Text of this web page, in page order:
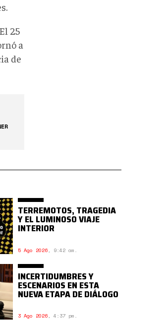
25
a
de
TERREMOTOS, TRAGEDIA
Y EL LUMINOSO VIAJE
INTERIOR
5 Ago 2026, 9:42 am.
INCERTIDUMBRES Y
ESCENARIOS EN ESTA
NUEVA ETAPA DE DIÁLOGO
3 Ago 2026,4:37 pm.